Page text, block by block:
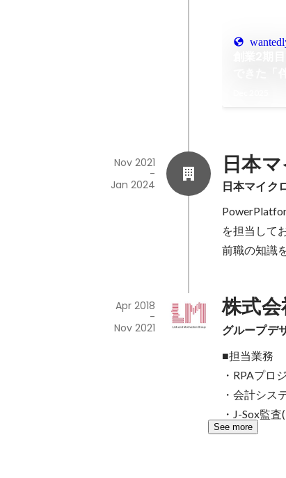
日本
日本マイク
Nov 2021
-
Jan 2024
を担当して
前職の知識
株式
グループデ
Apr 2018
-
Nov 2021
■担当業務
・RPAプロ
・会計シス
・J-Sox監
See more